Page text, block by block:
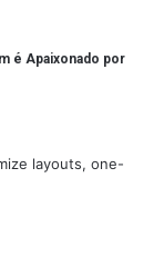
é Apaixonado por
layouts, one-